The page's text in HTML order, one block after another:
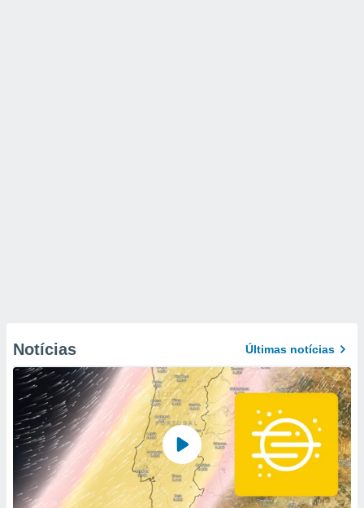
Notícias Últimas notícias